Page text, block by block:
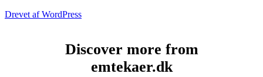
Drevet af WordPress
Discover more from
emtekaer.dk